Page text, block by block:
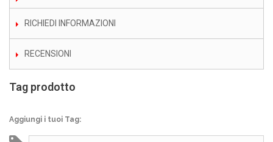
RICHIEDI INFORMAZIONI
RECENSIONI
Tag prodotto
Aggiungi i tuoi Tag: